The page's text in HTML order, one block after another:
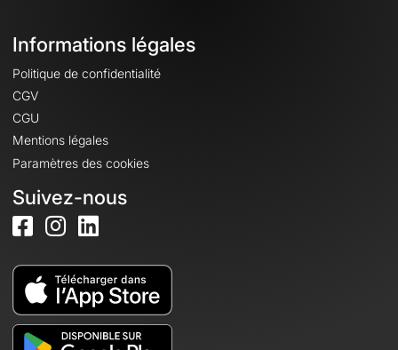
Informations légales
Politique de confidentialité
CGV
CGU
Mentions légales
Paramètres des cookies
Suivez-nous